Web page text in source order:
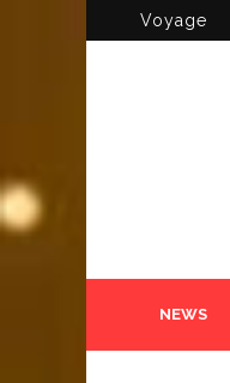
Voyage
NEWS